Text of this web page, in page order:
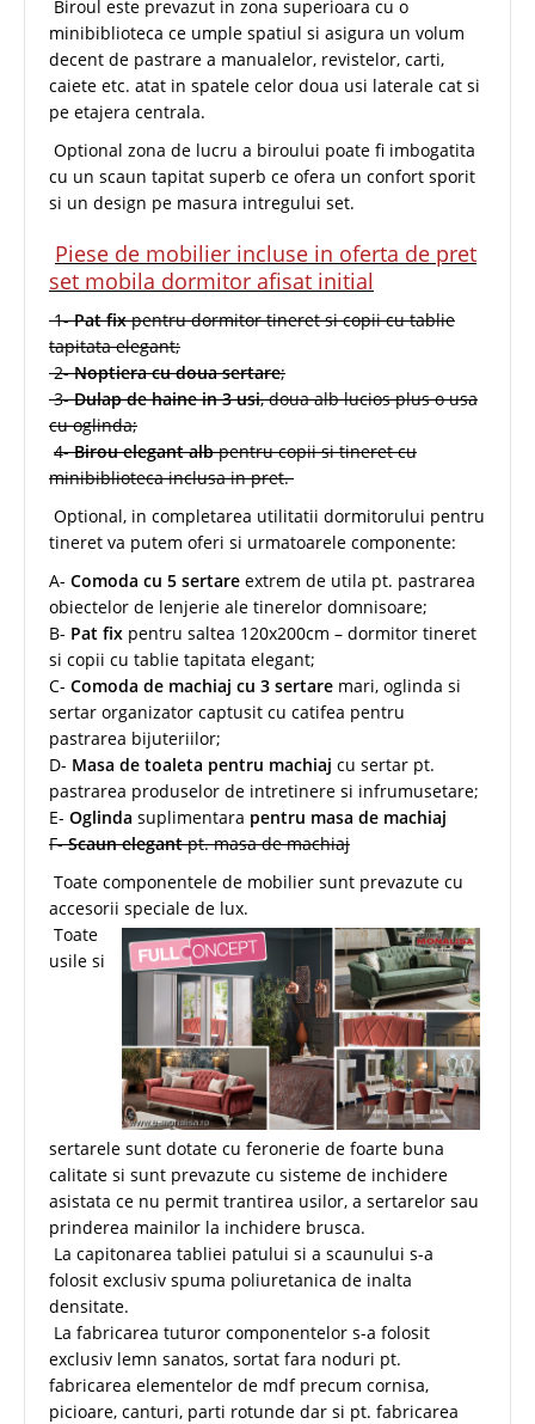
Biroul este prevazut in zona superioara cu o
minibiblioteca ce umple spatiul si asigura un volum
decent de pastrare a manualelor, revistelor, carti,
caiete etc. atat in spatele celor doua usi laterale cat si
pe etajera centrala.
Optional zona de lucru a biroului poate fi imbogatita
cu un scaun tapitat superb ce ofera un confort sporit
si un design pe masura intregului set.
Piese de mobilier incluse in oferta de pret
set mobila dormitor afisat initial
1-Pat fixpentru dormitor tineret si copii cu tablie
tapitata elegant;
2-Noptiera cu doua sertare;
3-Dulap de haine in 3 usi, doua alb lucios plus o usa
cu oglinda;
4-Birou elegant albpentru copii si tineret cu
minibiblioteca inclusa in pret.
Optional, in completarea utilitatii dormitorului pentru
tineret va putem oferi si urmatoarele componente:
A- Comoda cu 5 sertare extrem de utila pt. pastrarea
obiectelor de lenjerie ale tinerelor domnisoare;
B- Pat fix pentru saltea 120x200cm – dormitor tineret
si copii cu tablie tapitata elegant;
C- Comoda de machiaj cu 3 sertare mari, oglinda si
sertar organizator captusit cu catifea pentru
pastrarea bijuteriilor;
D- Masa de toaleta pentru machiaj cu sertar pt.
pastrarea produselor de intretinere si infrumusetare;
E- Oglinda suplimentara pentru masa de machiaj
F-Scaun elegantpt. masa de machiaj
Toate componentele de mobilier sunt prevazute cu
accesorii speciale de lux.
Toate
usile si
sertarele sunt dotate cu feronerie de foarte buna
calitate si sunt prevazute cu sisteme de inchidere
asistata ce nu permit trantirea usilor, a sertarelor sau
prinderea mainilor la inchidere brusca.
La capitonarea tabliei patului si a scaunului s-a
folosit exclusiv spuma poliuretanica de inalta
densitate.
La fabricarea tuturor componentelor s-a folosit
exclusiv lemn sanatos, sortat fara noduri pt.
fabricarea elementelor de mdf precum cornisa,
picioare, canturi, parti rotunde dar si pt. fabricarea